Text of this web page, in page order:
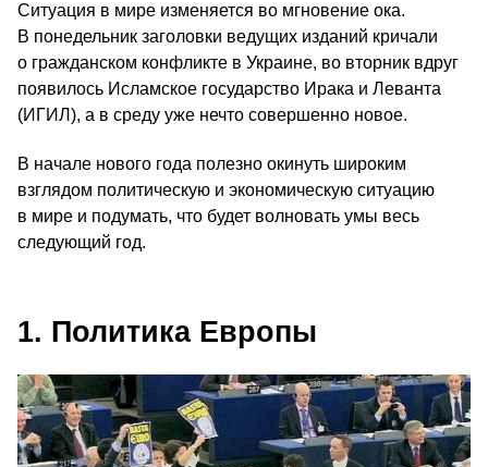
Ситуация в мире изменяется во мгновение ока.
В понедельник заголовки ведущих изданий кричали
о гражданском конфликте в Украине, во вторник вдруг
появилось Исламское государство Ирака и Леванта
(ИГИЛ), а в среду уже нечто совершенно новое.
В начале нового года полезно окинуть широким
взглядом политическую и экономическую ситуацию
в мире и подумать, что будет волновать умы весь
следующий год.
1. Политика Европы